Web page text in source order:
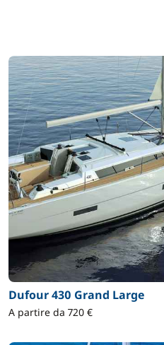
Dufour 430 Grand Large
A partire da 720 €